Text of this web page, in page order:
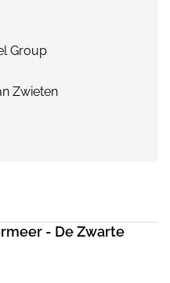
Group
Zwieten
- De Zwarte